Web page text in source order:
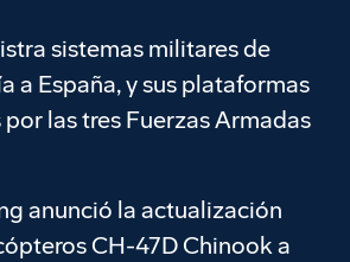
sistemas militares de
a España, y sus plataformas
las tres Fuerzas Armadas
anunció la actualización
CH-47D Chinook a